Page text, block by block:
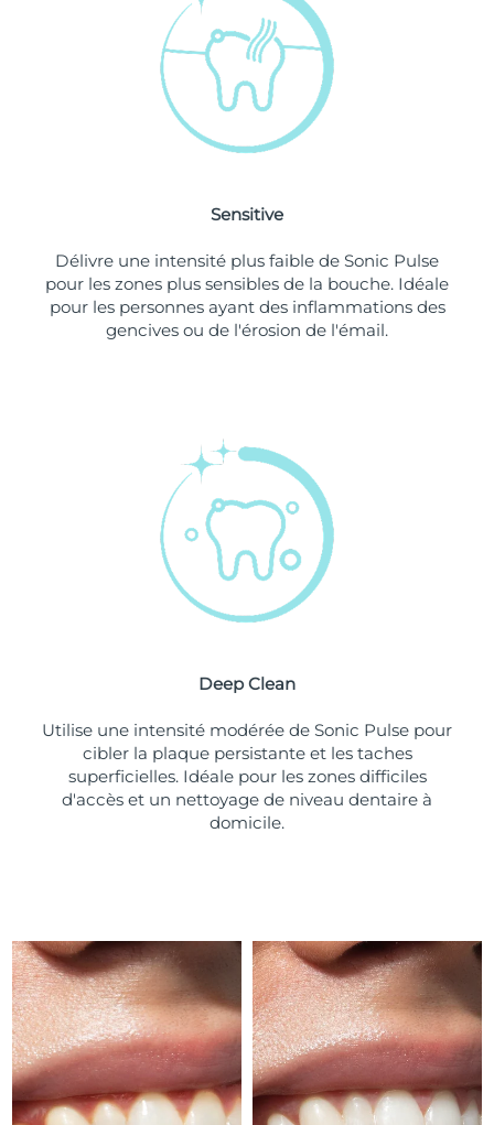
Sensitive
Délivre une intensité plus faible de Sonic Pulse
pour les zones plus sensibles de la bouche. Idéale
pour les personnes ayant des inflammations des
gencives ou de l'érosion de l'émail.
Deep Clean
Utilise une intensité modérée de Sonic Pulse pour
cibler la plaque persistante et les taches
superficielles. Idéale pour les zones difficiles
d'accès et un nettoyage de niveau dentaire à
domicile.
Livraison estimée
Livraison estimée
Livraison estimée
Livraison estimée
Espagne Livraison estimée 8/9/26
Livraison estimée
Livraison estimée
Livraison estimée
Émirats arabes unis Livraison estimée
Livraison estimée
Ouzbékistan Livraison estimée8/14/26
Viêt Nam Livraison estimée8/15/26